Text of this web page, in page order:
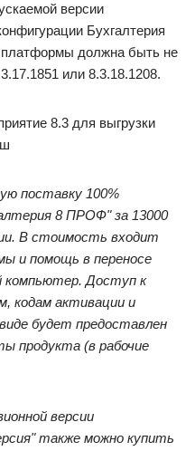
версии
Бухгалтерия
платформы должна быть не
или 8.3.18.1208.
поставку 100%
8 ПРОФ" за 13000
В стоимость входит
и помощь в переносе
компьютер. Доступ к
кодам активации и
будет предоставлен
продукта (в рабочие
версии
также можно купить